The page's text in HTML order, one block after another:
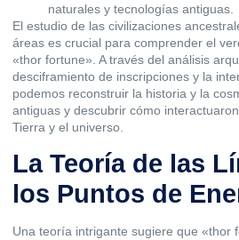
naturales y tecnologías antiguas.
El estudio de las civilizaciones
áreas es crucial para comprender el
«thor fortune». A través del análisis
desciframiento de inscripciones y la
podemos reconstruir la historia y la
antiguas y descubrir cómo
Tierra y el universo.
La Teoría de las
los Puntos de
Una teoría intrigante sugiere que «thor